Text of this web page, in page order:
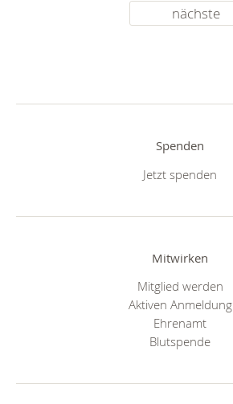
nächste
Spenden
Jetzt spenden
Mitwirken
Mitglied werden
Aktiven Anmeldung
Ehrenamt
Blutspende